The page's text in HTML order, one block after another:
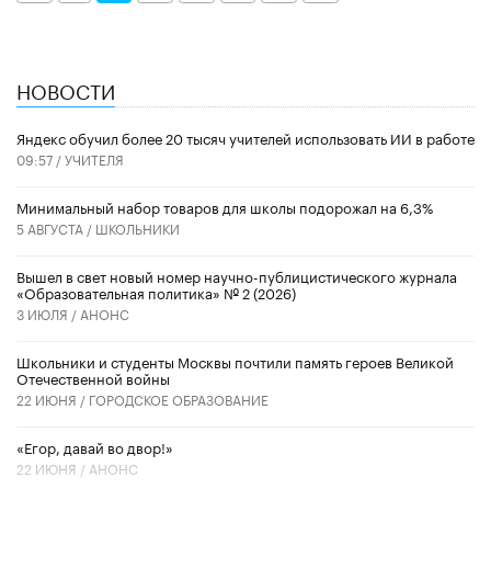
НОВОСТИ
​Яндекс обучил более 20 тысяч учителей использовать ИИ в работе
09:57 /УЧИТЕЛЯ
Минимальный набор товаров для школы подорожал на 6,3%
5 АВГУСТА / ШКОЛЬНИКИ
Вышел в свет новый номер научно-публицистического журнала
«Образовательная политика» № 2 (2026)
3 ИЮЛЯ / АНОНС
Школьники и студенты Москвы почтили память героев Великой
Отечественной войны
22 ИЮНЯ / ГОРОДСКОЕ ОБРАЗОВАНИЕ
«Егор, давай во двор!»
22 ИЮНЯ / АНОНС